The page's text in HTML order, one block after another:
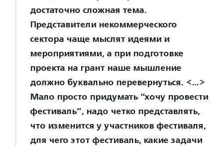
достаточно сложная тема.
Представители некоммерческого
сектора чаще мыслят идеями и
мероприятиями, а при подготовке
проекта на грант наше мышление
должно буквально перевернуться. <…>
Мало просто придумать “хочу провести
фестиваль”, надо четко представлять,
что изменится у участников фестиваля,
для чего этот фестиваль, какие задачи